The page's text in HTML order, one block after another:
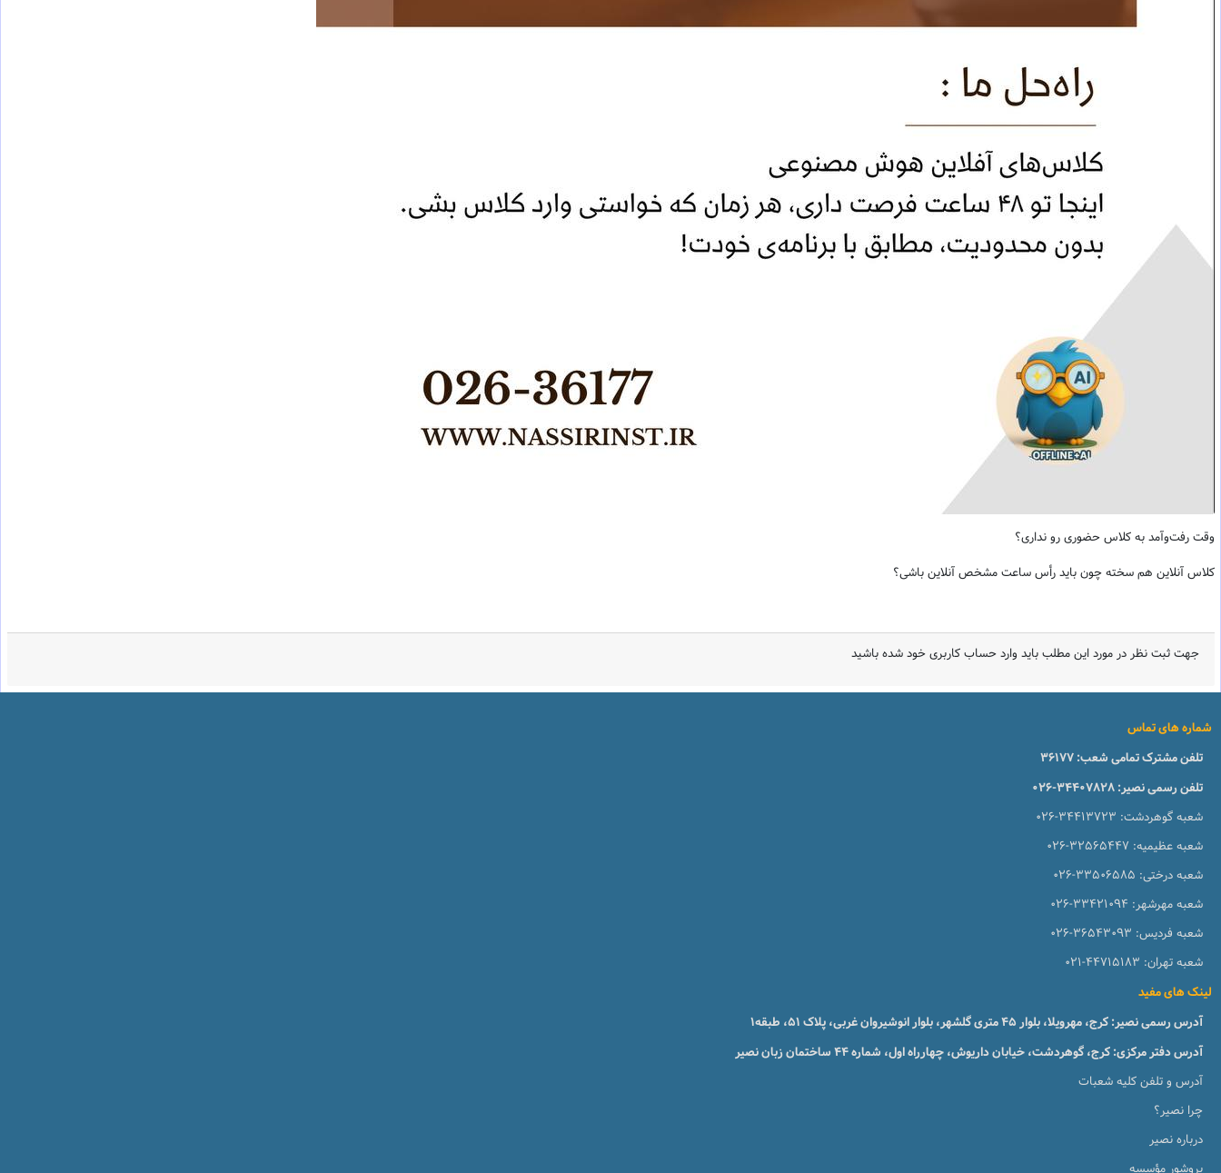
وقت رفت‌وآمد به کلاس حضوری رو نداری؟
کلاس آنلاین هم سخته چون باید رأس ساعت مشخص آنلاین باشی؟
جهت ثبت نظر در مورد این مطلب باید وارد حساب کاربری خود شده باشید
شماره های تماس
تلفن مشترک تمامی شعب:36177
تلفن رسمی نصیر:026-34407828
شعبه گوهردشت: 026-34413723
شعبه عظیمیه: 026-32565447
شعبه درختی: 026-33506585
شعبه مهرشهر: 026-33421094
شعبه فردیس: 026-36543093
شعبه تهران: 021-44715183
لینک های مفید
آدرس رسمی نصیر: کرج، مهرویلا، بلوار 45 متری گلشهر، بلوار انوشیروان غربی، پلاک 51، طبقه1
آدرس دفتر مرکزی: کرج، گوهردشت، خیابان داریوش، چهارراه اول، شماره ۴۴ ساختمان زبان نصیر
آدرس و تلفن کلیه شعبات
چرا نصیر؟
درباره نصیر